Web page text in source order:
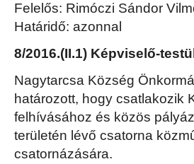
Felelős: Rimóczi Sándor
Határidő: azonnal
8/2016.(II.1) Képviselő-
Nagytarcsa Község
határozott, hogy csatlakozik
felhívásához és közös
területén lévő csatorna
csatornázására.